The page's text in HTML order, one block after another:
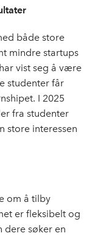
både store
mindre startups
vist seg å være
studenter får
I 2025
fra studenter
store interessen
om å tilby
er fleksibelt og
dere søker en